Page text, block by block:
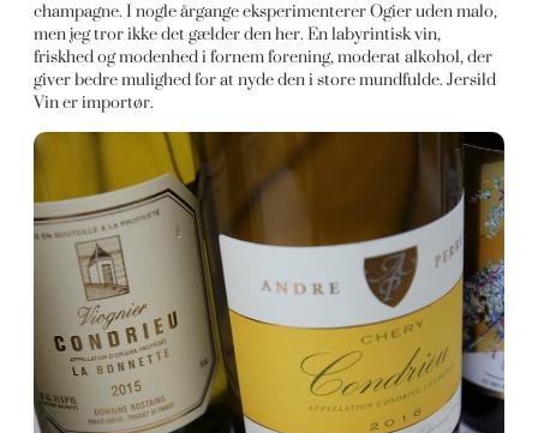
champagne. I nogle årgange eksperimenterer Ogier uden malo,
men jeg tror ikke det gælder den her. En labyrintisk vin,
friskhed og modenhed i fornem forening, moderat alkohol, der
giver bedre mulighed for at nyde den i store mundfulde. Jersild
Vin er importør.